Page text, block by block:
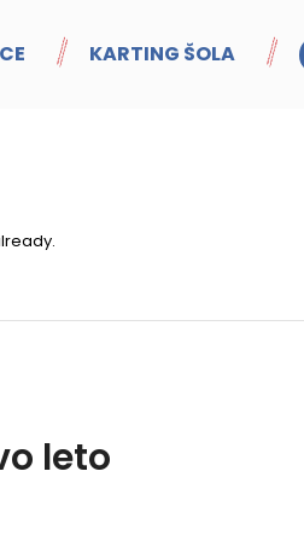
KARTING ŠOLA
leto